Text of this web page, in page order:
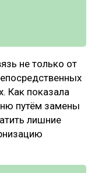
не только от
Как показала
путём замены
лишние